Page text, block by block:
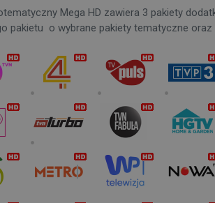
Mega HD zawiera 3 pakiety
pakietu o wybrane pakiety tematyczne oraz